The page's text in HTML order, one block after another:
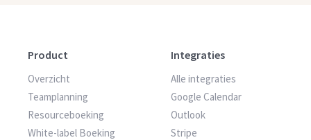
Product
Overzicht
Teamplanning
Resourceboeking
White-label Boeking
Integraties
Alle integraties
Google Calendar
Outlook
Stripe